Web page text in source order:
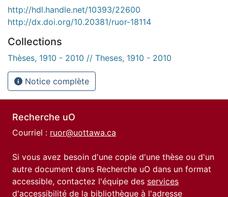
http://hdl.handle.net/10393/22600
http://dx.doi.org/10.20381/ruor-18114
Collections
Thèses, 1910 - 2010 // Theses, 1910 - 2010
Notice complète
Recherche uO
Courriel : ruor@uottawa.ca
Si vous avez besoin d'une copie d'une thèse ou d'un
autre document dans Recherche uO dans un format
accessible, contactez l'équipe des services
d'accessibilité de la bibliothèque à l'adresse